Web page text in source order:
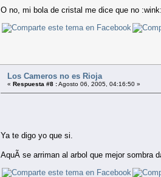
O no, mi bola de cristal me dice que no
Los Cameros no es Rioja
« Respuesta #8 :Agosto 06, 2005, 04:16:50 »
Ya te digo yo que si.
AquÃ­ se arriman al arbol que mejor sombra